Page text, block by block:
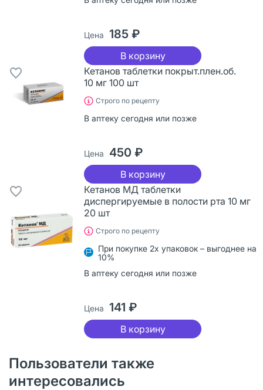
Цена 185 ₽
В корзину
Кетанов таблетки покрыт.плен.об.
10 мг 100 шт
Строго по рецепту
В аптеку сегодня или позже
Цена 450 ₽
В корзину
Кетанов МД таблетки
диспергируемые в полости рта 10 мг
20 шт
Строго по рецепту
При покупке 2х упаковок – выгоднее на
10%
В аптеку сегодня или позже
Цена 141 ₽
В корзину
Пользователи также
интересовались